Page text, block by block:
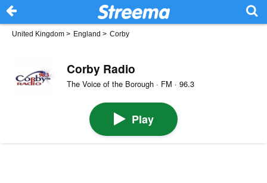
United Kingdom > England > Corby
Corby Radio
The Voice of the Borough · FM · 96.3
Play